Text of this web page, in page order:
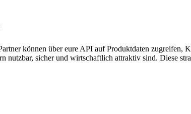
können über eure API auf Produktdaten
nutzbar, sicher und wirtschaftlich attraktiv sind. Diese